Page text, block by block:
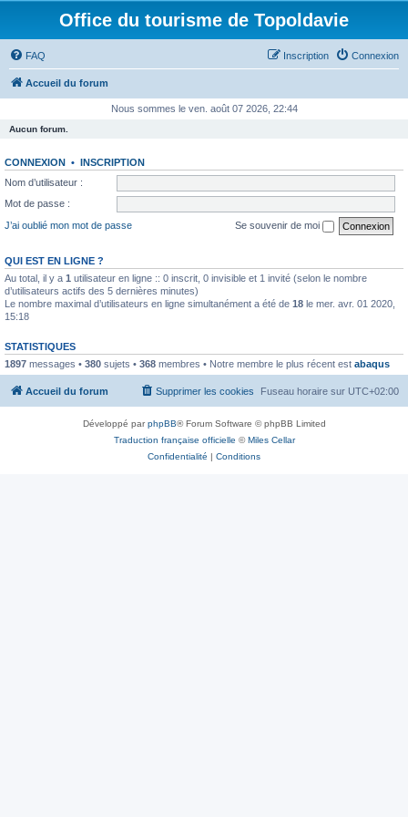
Office du tourisme de Topoldavie
FAQ Connexion
Inscription
Accueil du forum
Nous sommes le ven. août 07 2026, 22:44
Aucun forum.
CONNEXION • INSCRIPTION
Nom d’utilisateur :
Mot de passe :
J’ai oublié mon mot de passe
Se souvenir de moi
QUI EST EN LIGNE ?
Au total, il y a 1 utilisateur en ligne :: 0 inscrit, 0 invisible et 1 invité (selon le nombre
d’utilisateurs actifs des 5 dernières minutes)
Le nombre maximal d’utilisateurs en ligne simultanément a été de 18 le mer. avr. 01 2020,
15:18
STATISTIQUES
1897 messages • 380 sujets • 368 membres • Notre membre le plus récent est abaqus
Accueil du forum Fuseau horaire sur UTC+02:00
Supprimer les cookies
Développé parphpBB® Forum Software © phpBB Limited
Traduction française officielle ©Miles Cellar
Confidentialité | Conditions